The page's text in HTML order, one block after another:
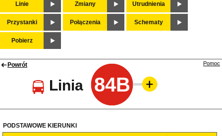
Linie Zmiany Utrudnienia
Przystanki Połączenia Schematy
Pobierz
Powrót
Linia 84B
Pomoc
PODSTAWOWE KIERUNKI